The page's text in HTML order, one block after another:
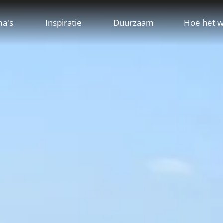
Inspiratie Duurzaam Hoe het